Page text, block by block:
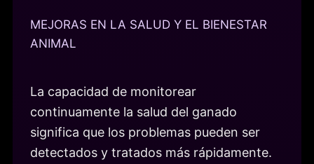
MEJORAS EN LA SALUD Y EL BIENESTAR
ANIMAL
La capacidad de monitorear
continuamente la salud del ganado
significa que los problemas pueden ser
detectados y tratados más rápidamente.